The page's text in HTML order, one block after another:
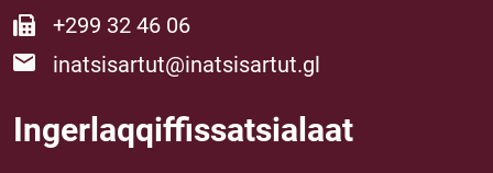
+299 32 46 06
inatsisartut@inatsisartut.gl
Ingerlaqqiffissatsialaat